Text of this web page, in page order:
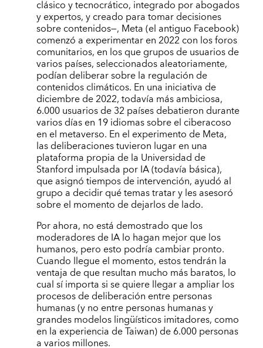
clásico y tecnocrático, integrado por abogados
y expertos, y creado para tomar decisiones
sobre contenidos—, Meta (el antiguo Facebook)
comenzó a experimentar en 2022 con los foros
comunitarios, en los que grupos de usuarios de
varios países, seleccionados aleatoriamente,
podían deliberar sobre la regulación de
contenidos climáticos. En una iniciativa de
diciembre de 2022, todavía más ambiciosa,
6.000 usuarios de 32 países debatieron durante
varios días en 19 idiomas sobre el ciberacoso
en el metaverso. En el experimento de Meta,
las deliberaciones tuvieron lugar en una
plataforma propia de la Universidad de
Stanford impulsada por IA (todavía básica),
que asignó tiempos de intervención, ayudó al
grupo a decidir qué temas tratar y les asesoró
sobre el momento de dejarlos de lado.
Por ahora, no está demostrado que los
moderadores de IA lo hagan mejor que los
humanos, pero esto podría cambiar pronto.
Cuando llegue el momento, estos tendrán la
ventaja de que resultan mucho más baratos, lo
cual sí importa si se quiere llegar a ampliar los
procesos de deliberación entre personas
humanas (y no entre personas humanas y
grandes modelos lingüísticos imitadores, como
en la experiencia de Taiwan) de 6.000 personas
a varios millones.